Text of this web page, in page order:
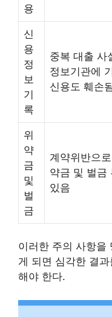
용
신
용
정
보
기
록
중복 대출 사
정보기관에
신용도 훼손
위
약
금
및
벌
금
계약위반으
약금 및 벌금
있음
이러한 주의 사항을
게 되면 심각한 결
해야 한다.